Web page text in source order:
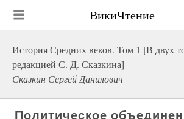
ВикиЧтение
История Средних веков. Том 1 [В двух
редакцией С. Д. Сказкина]
Сказкин Сергей Данилович
Политическое